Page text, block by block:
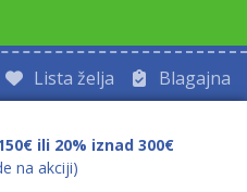
Blagajna
Lista želja
ili 20% iznad 300€
na akciji)